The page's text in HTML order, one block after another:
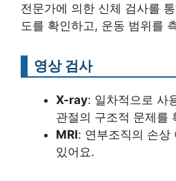
전문가에 의한 신체 검사를
도를 확인하고, 운동 범위를
영상 검사
X-ray: 일차적으로 사
관절의 구조적 문제를
MRI: 연부조직의 손상
있어요.